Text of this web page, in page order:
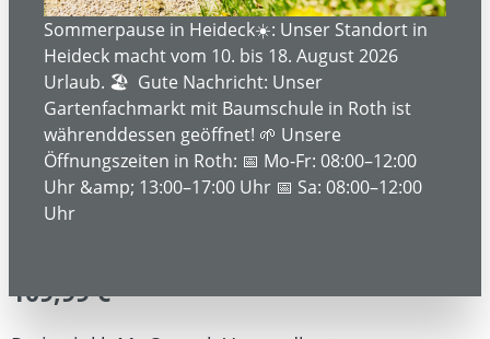
Bildergalerie überspringen
109,99 €*
Sommerpause in Heideck☀️: Unser Standort in
Heideck macht vom 10. bis 18. August 2026
Urlaub. 🏖️ Gute Nachricht: Unser
Gartenfachmarkt mit Baumschule in Roth ist
währenddessen geöffnet! 🌱 Unsere
Öffnungszeiten in Roth: 📅 Mo-Fr: 08:00–12:00
Uhr &amp; 13:00–17:00 Uhr 📅 Sa: 08:00–12:00
Uhr